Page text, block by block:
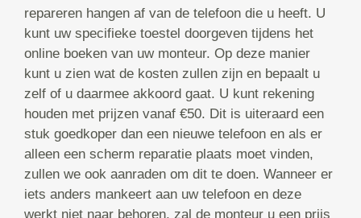
repareren hangen af van de telefoon die u heeft. U
kunt uw specifieke toestel doorgeven tijdens het
online boeken van uw monteur. Op deze manier
kunt u zien wat de kosten zullen zijn en bepaalt u
zelf of u daarmee akkoord gaat. U kunt rekening
houden met prijzen vanaf €50. Dit is uiteraard een
stuk goedkoper dan een nieuwe telefoon en als er
alleen een scherm reparatie plaats moet vinden,
zullen we ook aanraden om dit te doen. Wanneer er
iets anders mankeert aan uw telefoon en deze
werkt niet naar behoren, zal de monteur u een prijs